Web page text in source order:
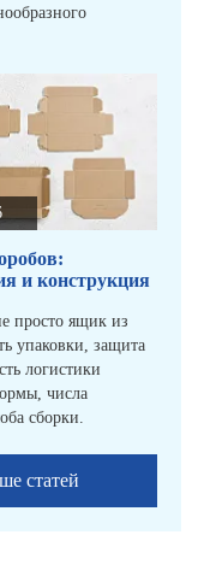
и конструкция
просто ящик из
упаковки, защита
логистики
числа
сборки.
статей